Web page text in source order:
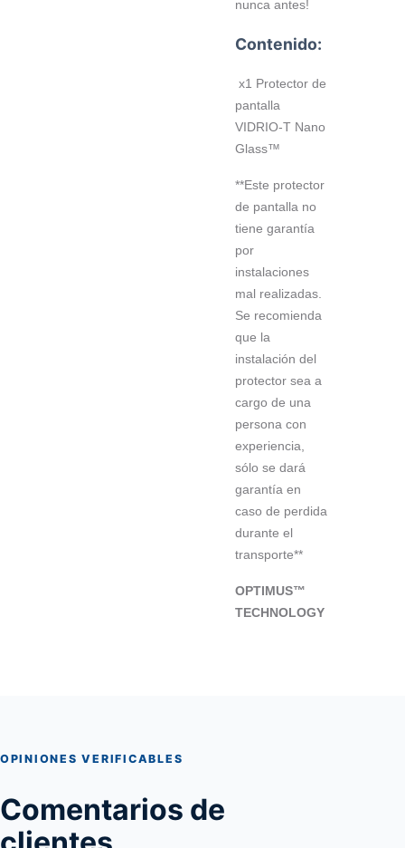
nunca antes!
Contenido:
x1 Protector de
pantalla
VIDRIO-T Nano
Glass™
**Este protector
de pantalla no
tiene garantía
por
instalaciones
mal realizadas.
Se recomienda
que la
instalación del
protector sea a
cargo de una
persona con
experiencia,
sólo se dará
garantía en
caso de perdida
durante el
transporte**
OPTIMUS™
TECHNOLOGY
OPINIONES VERIFICABLES
Comentarios de